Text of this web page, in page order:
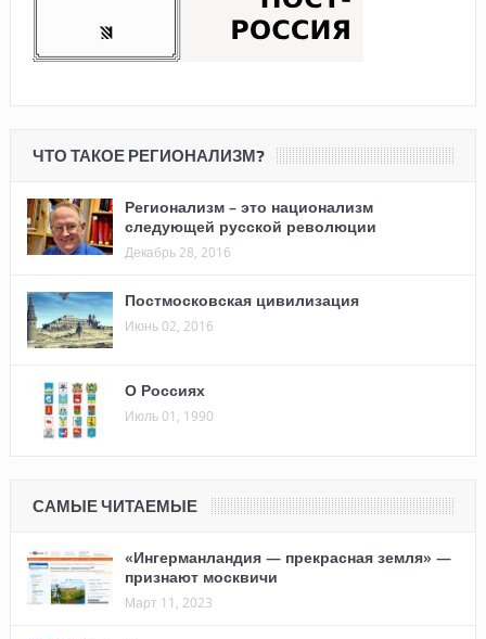
ЧТО ТАКОЕ РЕГИОНАЛИЗМ?
Регионализм – это национализм
следующей русской революции
Декабрь 28, 2016
Постмосковская цивилизация
Июнь 02, 2016
О Россиях
Июль 01, 1990
САМЫЕ ЧИТАЕМЫЕ
«Ингерманландия — прекрасная земля» —
признают москвичи
Март 11, 2023